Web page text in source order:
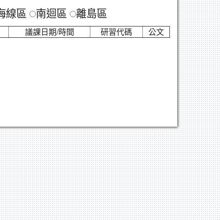
線區 南迴區 離島區
議課日期/時間 研習代碼 公文